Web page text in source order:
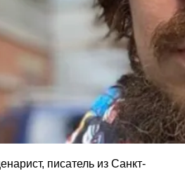
писатель из Санкт-